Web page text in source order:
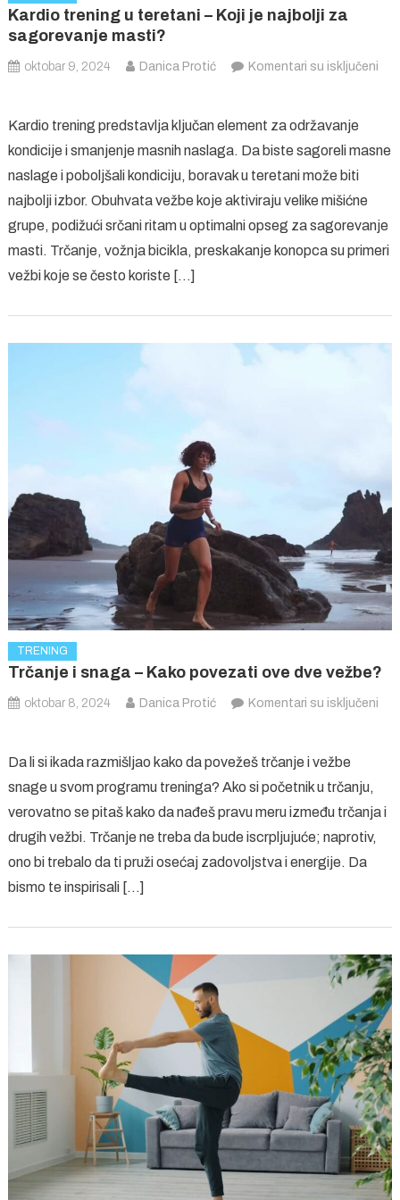
Kardio trening u teretani – Koji je najbolji za
sagorevanje masti?
oktobar 9, 2024 Danica Protić
Komentari su isključeni
trening
u
teretani
–
Koji
Kardio trening predstavlja ključan element za održavanje
kondicije i smanjenje masnih naslaga. Da biste sagoreli masne
naslage i poboljšali kondiciju, boravak u teretani može biti
najbolji izbor. Obuhvata vežbe koje aktiviraju velike mišićne
grupe, podižući srčani ritam u optimalni opseg za sagorevanje
masti. Trčanje, vožnja bicikla, preskakanje konopca su primeri
vežbi koje se često koriste […]
TRENING
Trčanje i snaga – Kako povezati ove dve vežbe?
oktobar 8, 2024 Danica Protić
Komentari su isključeni
i
snaga
–
Kako
povezati
ove
vežbe?
Da li si ikada razmišljao kako da povežeš trčanje i vežbe
snage u svom programu treninga? Ako si početnik u trčanju,
verovatno se pitaš kako da nađeš pravu meru između trčanja i
drugih vežbi. Trčanje ne treba da bude iscrpljujuće; naprotiv,
ono bi trebalo da ti pruži osećaj zadovoljstva i energije. Da
bismo te inspirisali […]